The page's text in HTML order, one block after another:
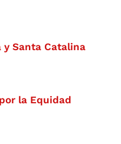
y Santa Catalina
la Equidad